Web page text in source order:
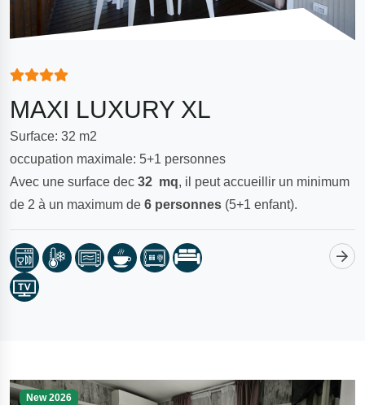
MAXI LUXURY XL
Surface: 32 m2
occupation maximale: 5+1 personnes
Avec une surface dec 32 mq, il peut accueillir un minimum
de 2 à un maximum de 6 personnes (5+1 enfant).
New 2026